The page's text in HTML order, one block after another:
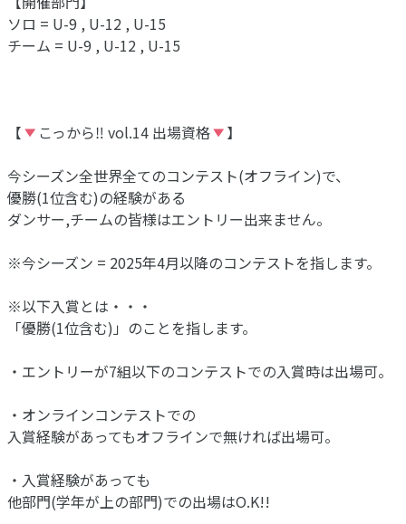
ソロ = U-9 , U-12 , U-15
チーム = U-9 , U-12 , U-15
【 こっから‼︎ vol.14 出場資格
】
今シーズン全世界全てのコンテスト(オフライン)で、
優勝(1位含む)の経験がある
ダンサー,チームの皆様はエントリー出来ません。
※今シーズン = 2025年4月以降のコンテストを指します。
※以下入賞とは・・・
「優勝(1位含む)」のことを指します。
・エントリーが7組以下のコンテストでの入賞時は出場可。
・オンラインコンテストでの
入賞経験があってもオフラインで無ければ出場可。
・入賞経験があっても
他部門(学年が上の部門)での出場はO.K!!